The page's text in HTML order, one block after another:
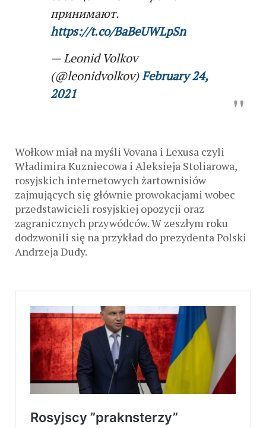
принимают.
https://t.co/BaBeUWLpSn
— Leonid Volkov
(@leonidvolkov)February 24,
2021
Wołkow miał na myśli Vovana i Lexusa czyli
Władimira Kuzniecowa i Aleksieja Stoliarowa,
rosyjskich internetowych żartownisiów
zajmujących się głównie prowokacjami wobec
przedstawicieli rosyjskiej opozycji oraz
zagranicznych przywódców. W zeszłym roku
dodzwonili się na przykład do prezydenta Polski
Andrzeja Dudy.